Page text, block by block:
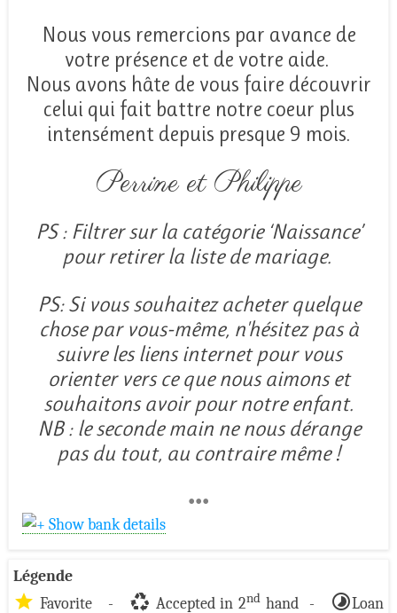
Nous vous remercions par avance de
votre présence et de votre aide.
Nous avons hâte de vous faire découvrir
celui qui fait battre notre coeur plus
intensément depuis presque 9 mois.
Perrine et Philippe
PS : Filtrer sur la catégorie ‘Naissance’
pour retirer la liste de mariage.
PS: Si vous souhaitez acheter quelque
chose par vous-même, n'hésitez pas à
suivre les liens internet pour vous
orienter vers ce que nous aimons et
souhaitons avoir pour notre enfant.
NB : le seconde main ne nous dérange
pas du tout, au contraire même !
•••
Show bank details
Légende
star Favorite - recycling Accepted in 2nd hand - timelapseLoan